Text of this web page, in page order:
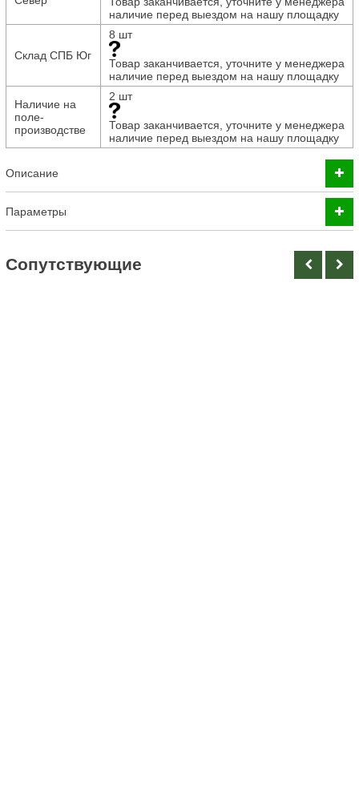
наличие перед выездом на нашу площадку
Склад СПБ Юг
8 шт
Товар заканчивается, уточните у менеджера
наличие перед выездом на нашу площадку
Наличие на
поле-
производстве
2 шт
Товар заканчивается, уточните у менеджера
наличие перед выездом на нашу площадку
Описание
Параметры
Cопутствующие